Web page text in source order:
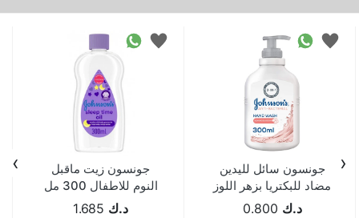
جونسون سائل لليدين
مضاد للبكتريا بزهر اللوز
300 ملد.ك 0.800
جونسون زيت ماقبل
النوم للاطفال 300 مل
د.ك 1.685
‹
›